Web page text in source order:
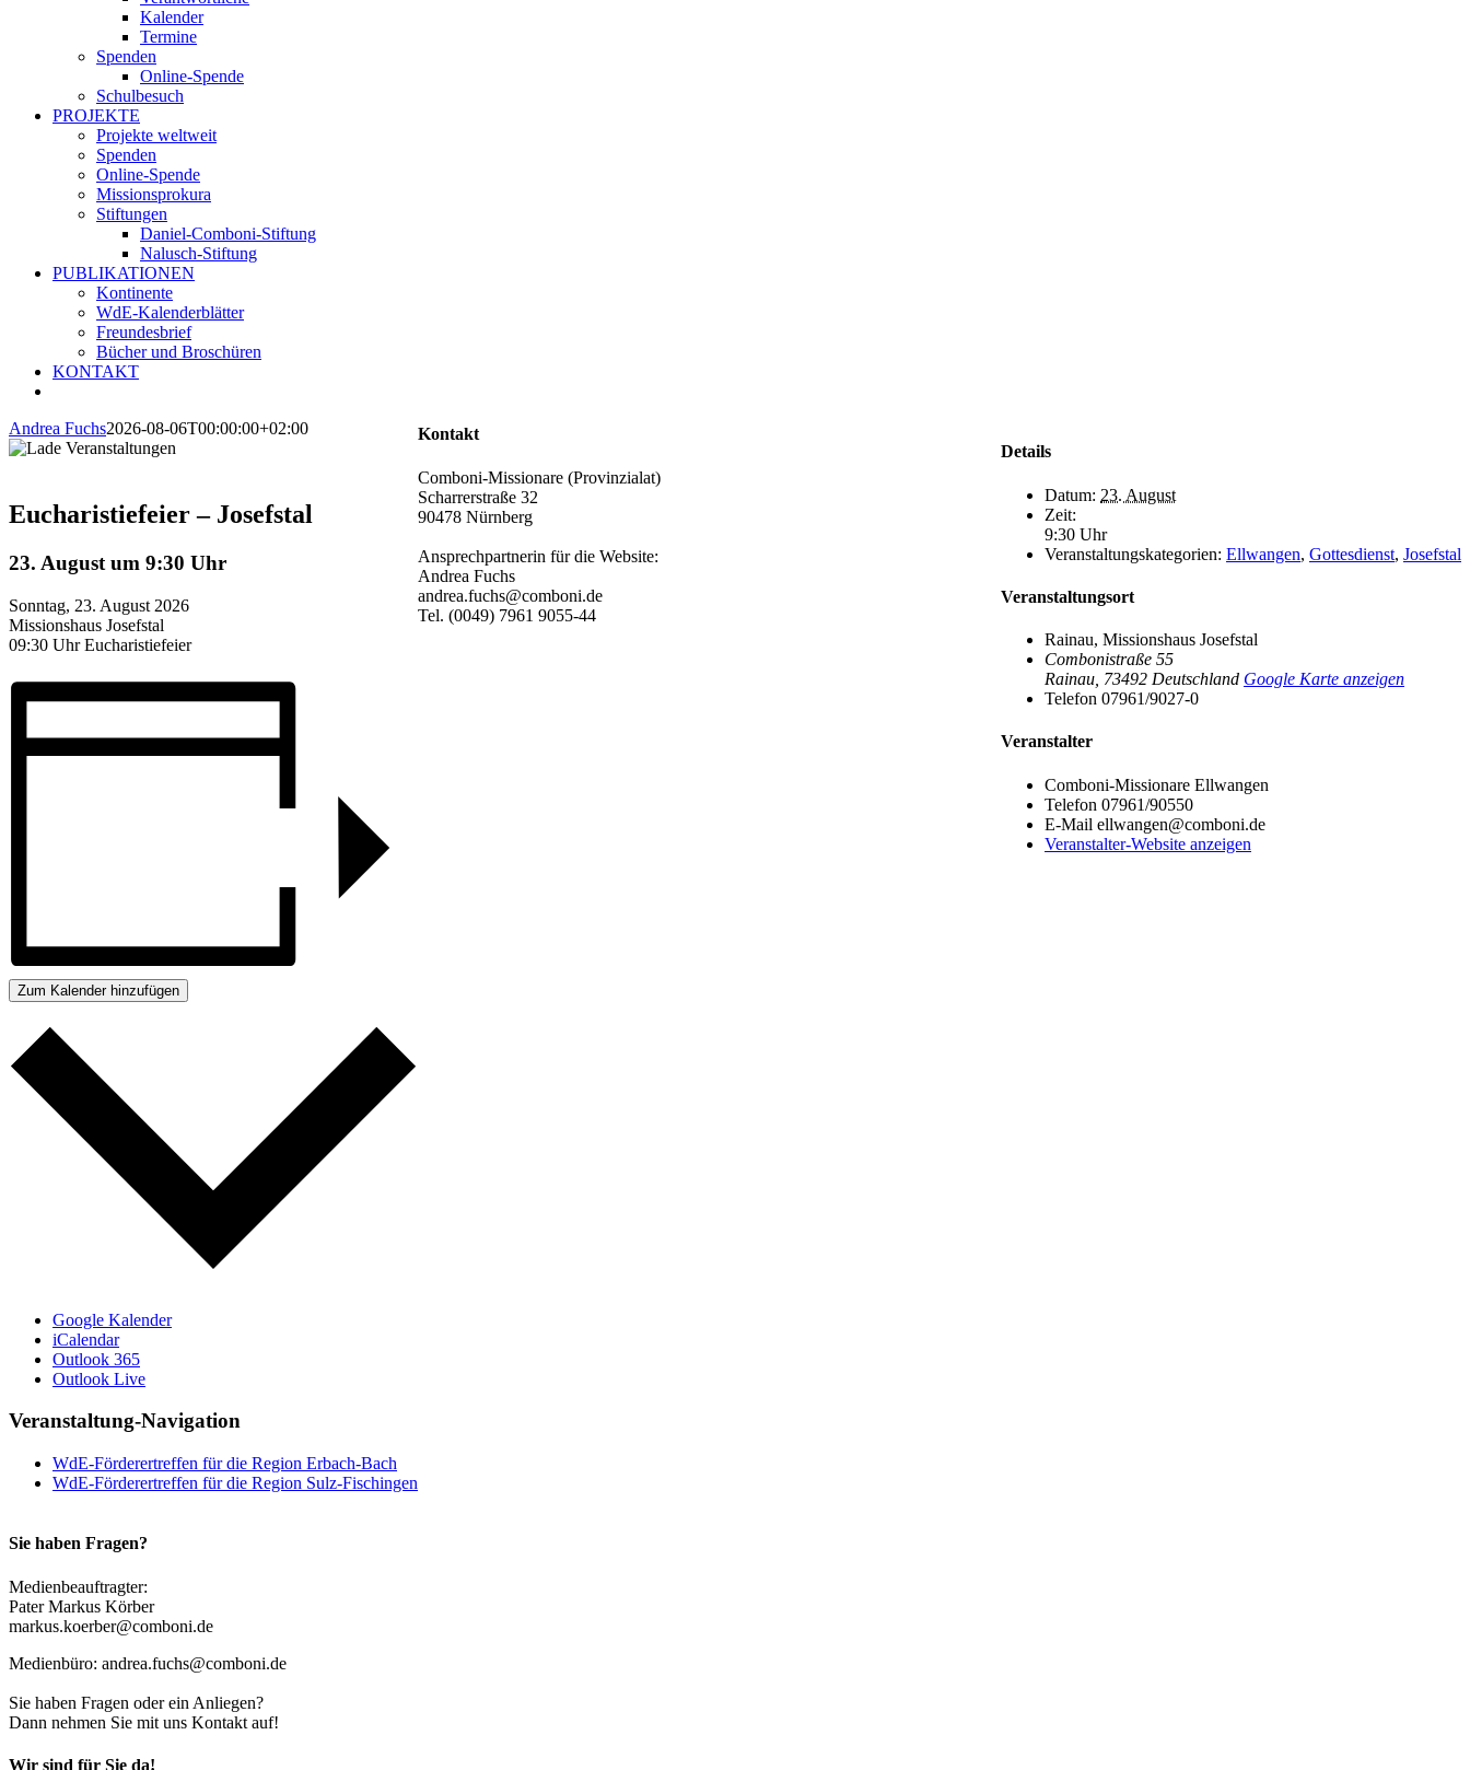
Kalender
Termine
Spenden
Online-Spende
Schulbesuch
PROJEKTE
Projekte weltweit
Spenden
Online-Spende
Missionsprokura
Stiftungen
Daniel-Comboni-Stiftung
Nalusch-Stiftung
PUBLIKATIONEN
Kontinente
WdE-Kalenderblätter
Freundesbrief
Bücher und Broschüren
KONTAKT
Andrea Fuchs2026-08-06T00:00:00+02:00
Eucharistiefeier – Josefstal
23. August um 9:30 Uhr
Sonntag, 23. August 2026
Missionshaus Josefstal
09:30 Uhr Eucharistiefeier
Zum Kalender hinzufügen
Google Kalender
iCalendar
Outlook 365
Outlook Live
Veranstaltung-Navigation
WdE-Förderertreffen für die Region Erbach-Bach
WdE-Förderertreffen für die Region Sulz-Fischingen
Details
Datum: 23. August
Zeit:
9:30 Uhr
Veranstaltungskategorien: Ellwangen, Gottesdienst, Josefstal
Veranstaltungsort
Rainau, Missionshaus Josefstal
Combonistraße 55
Rainau 73492 Deutschland Google Karte anzeigen
Telefon 07961/9027-0
Veranstalter
Comboni-Missionare Ellwangen
Telefon 07961/90550
E-Mail ellwangen@comboni.de
Veranstalter-Website anzeigen
Kontakt
Comboni-Missionare (Provinzialat)
Scharrerstraße 32
90478 Nürnberg
Ansprechpartnerin für die Website:
Andrea Fuchs
andrea.fuchs@comboni.de
Tel. (0049) 7961 9055-44
Sie haben Fragen?
Medienbeauftragter:
Pater Markus Körber
markus.koerber@comboni.de
Medienbüro: andrea.fuchs@comboni.de
Sie haben Fragen oder ein Anliegen?
Dann nehmen Sie mit uns Kontakt auf!
Wir sind für Sie da!